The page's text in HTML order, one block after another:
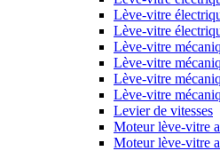
Lève-vitre
Lève-vitre
Lève-vitre
Lève-vitre
Lève-vitre
Lève-vitre
Levier de vitesses
Moteur lève-vitre
Moteur lève-vitre